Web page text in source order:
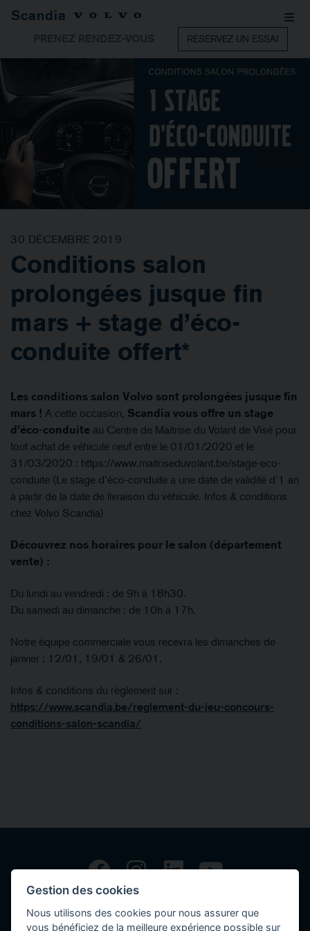
Scandia
PRENEZ RENDEZ-VOUS RÉSERVEZ UN ESSAI
30 DÉCEMBRE 2019
Conditions salon
prolongées jusque fin
mars + stage d’éco-
conduite offert*
Les conditions salon Volvo sont prolongées jusque fin
mars ! A cette occasion, Scandia vous offre un stage
d’éco-conduite au Centre de Maîtrise du Volant de Visé pour
tout achat de véhicule neuf entre le 01/01/2020 et le
31/03/2020 : https://www.maitriseduvolant.be/stage-eco-
conduite (Le stage d’éco-conduite a une date de validité d’1 an
à partir de la date de livraison du véhicule. Infos & conditions
chez Volvo Scandia)
Découvrez nos horaires pour le salon (département
vente) :
Du lundi au vendredi : de 9h à 18h30.
Du samedi au dimanche : de 10h à 17h.
Notre équipe commerciale vous recevra les dimanches de
janvier : 12/01, 19/01 & 26/01.
Infos & conditions du règlement sur :
https://www.scandia.be/reglement-du-jeu-concours-
conditions-salon-scandia/
Contact
Gestion des cookies
Nous utilisons des cookies pour nous assurer que
vous bénéficiez de la meilleure expérience possible sur